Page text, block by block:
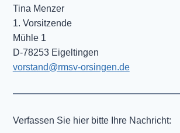
Tina Menzer
1. Vorsitzende
Mühle 1
D-78253 Eigeltingen
vorstand@rmsv-orsingen.de
Verfassen Sie hier bitte Ihre Nachricht: